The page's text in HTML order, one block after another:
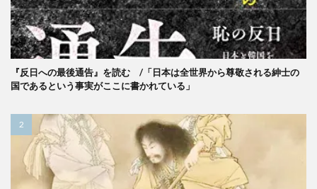
『反日への最後通告』を読む /「日本は全世界から尊敬される紳士の
国であるという事実がここに書かれている」